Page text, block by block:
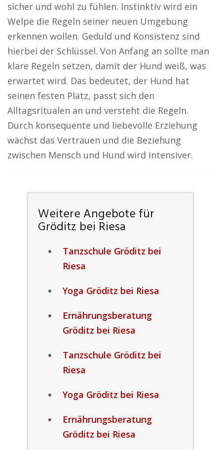
sicher und wohl zu fühlen. Instinktiv wird ein
Welpe die Regeln seiner neuen Umgebung
erkennen wollen. Geduld und Konsistenz sind
hierbei der Schlüssel. Von Anfang an sollte man
klare Regeln setzen, damit der Hund weiß, was
erwartet wird. Das bedeutet, der Hund hat
seinen festen Platz, passt sich den
Alltagsritualen an und versteht die Regeln.
Durch konsequente und liebevolle Erziehung
wächst das Vertrauen und die Beziehung
zwischen Mensch und Hund wird intensiver.
Weitere Angebote für
Gröditz bei Riesa
Tanzschule Gröditz bei
Riesa
Yoga Gröditz bei Riesa
Ernährungsberatung
Gröditz bei Riesa
Tanzschule Gröditz bei
Riesa
Yoga Gröditz bei Riesa
Ernährungsberatung
Gröditz bei Riesa